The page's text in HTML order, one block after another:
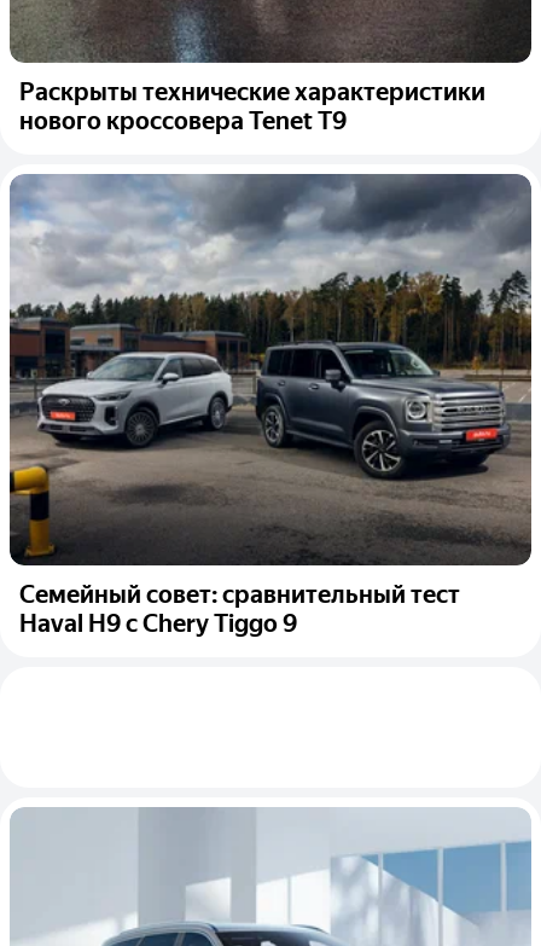
Раскрыты технические характеристики
нового кроссовера Tenet T9
Семейный совет: сравнительный тест
Haval H9 с Chery Tiggo 9